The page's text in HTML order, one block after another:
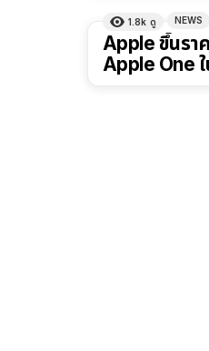
1.8k ดู NEWS
Apple ขึ้นรา
Apple One